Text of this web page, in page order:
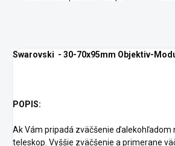
Swarovski - 30-70x95mm Objektiv-
POPIS:
Ak Vám pripadá zväčšenie ďalekohľadom
teleskop. Vyššie zväčšenie a primerane